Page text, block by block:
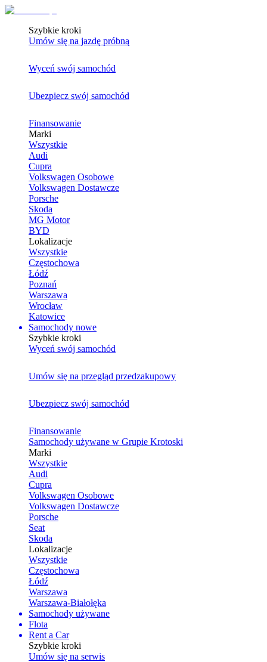
Szybkie kroki
Umów się na jazdę próbną
Wyceń swój samochód
Ubezpiecz swój samochód
Finansowanie
Marki
Wszystkie
Audi
Cupra
Volkswagen Osobowe
Volkswagen Dostawcze
Porsche
Skoda
MG Motor
BYD
Lokalizacje
Wszystkie
Częstochowa
Łódź
Poznań
Warszawa
Wrocław
Katowice
Samochody nowe
Szybkie kroki
Wyceń swój samochód
Umów się na przegląd przedzakupowy
Ubezpiecz swój samochód
Finansowanie
Samochody używane w Grupie Krotoski
Marki
Wszystkie
Audi
Cupra
Volkswagen Osobowe
Volkswagen Dostawcze
Porsche
Seat
Skoda
Lokalizacje
Wszystkie
Częstochowa
Łódź
Warszawa
Warszawa-Białołęka
Samochody używane
Flota
Rent a Car
Szybkie kroki
Umów się na serwis